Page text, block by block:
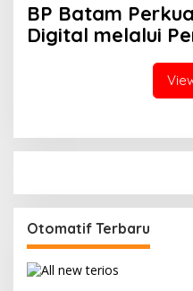
Semangat
BP Batam
Digital melalui
Otomatif Terbaru